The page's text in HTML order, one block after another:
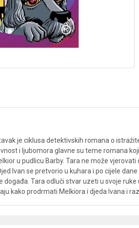
je ciklusa detektivskih romana o
i ljubomora glavne su teme romana
u pudlicu Barby. Tara ne može
Ivan se pretvorio u kuhara i po cijele
događa. Tara odluči stvar uzeti u svoje
kako prodrmati Melkiora i djeda Ivana i